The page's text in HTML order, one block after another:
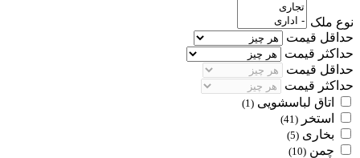
نوع ملک
حداقل قیمت
حداکثر قیمت
حداقل قیمت
حداکثر قیمت
اتاق لباسشویی (1)
استخر (41)
بخاری (5)
چمن (10)